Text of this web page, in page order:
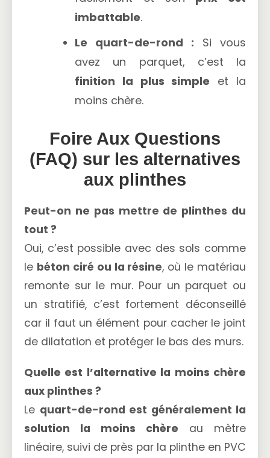
imbattable.
Le quart-de-rond : Si vous
avez un parquet, c’est la
finition la plus simple et la
moins chère.
Foire Aux Questions
(FAQ) sur les alternatives
aux plinthes
Peut-on ne pas mettre de plinthes du
tout ?
Oui, c’est possible avec des sols comme
le béton ciré ou la résine, où le matériau
remonte sur le mur. Pour un parquet ou
un stratifié, c’est fortement déconseillé
car il faut un élément pour cacher le joint
de dilatation et protéger le bas des murs.
Quelle est l’alternative la moins chère
aux plinthes ?
Le quart-de-rond est généralement la
solution la moins chère au mètre
linéaire, suivi de près par la plinthe en PVC